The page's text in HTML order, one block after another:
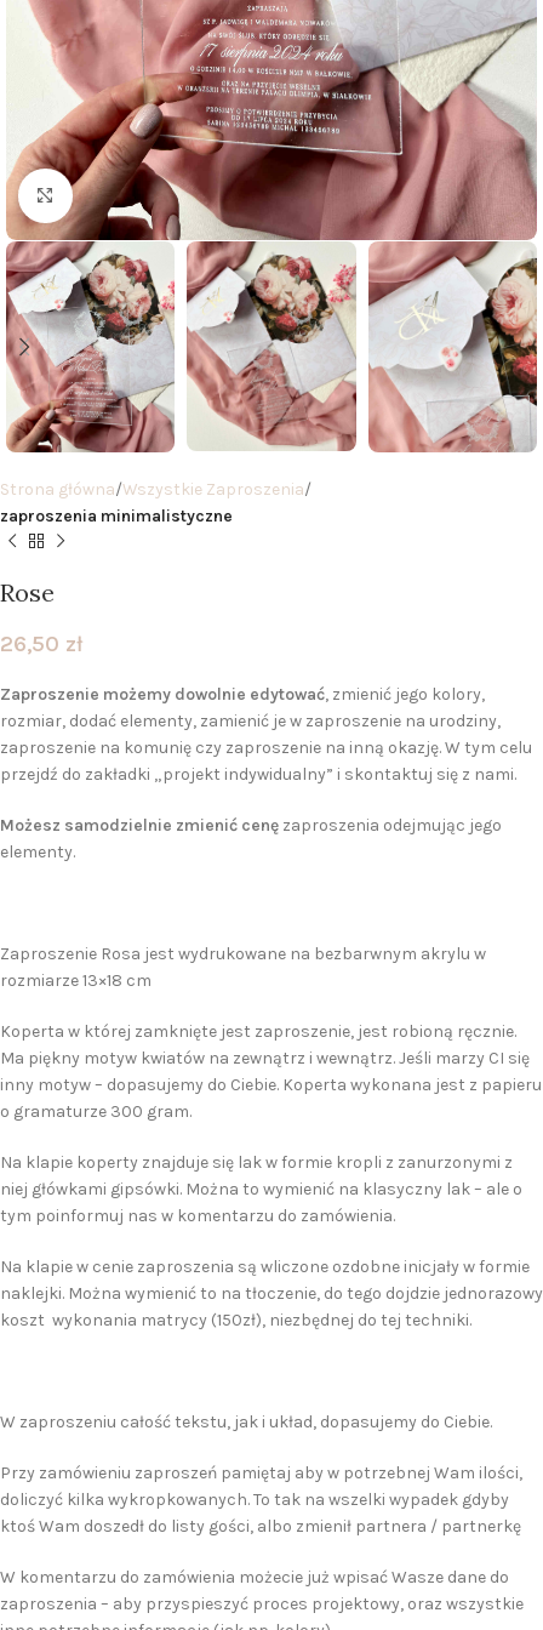
Click to enlarge
Strona główna Wszystkie Zaproszenia
zaproszenia minimalistyczne
Rose
26,50 zł
Zaproszenie możemy dowolnie edytować, zmienić jego kolory,
rozmiar, dodać elementy, zamienić je w zaproszenie na urodziny,
zaproszenie na komunię czy zaproszenie na inną okazję. W tym celu
przejdź do zakładki „projekt indywidualny” i skontaktuj się z nami.
Możesz samodzielnie zmienić cenę zaproszenia odejmując jego
elementy.
Zaproszenie Rosa jest wydrukowane na bezbarwnym akrylu w
rozmiarze 13×18 cm
Koperta w której zamknięte jest zaproszenie, jest robioną ręcznie.
Ma piękny motyw kwiatów na zewnątrz i wewnątrz. Jeśli marzy CI się
inny motyw – dopasujemy do Ciebie. Koperta wykonana jest z papieru
o gramaturze 300 gram.
Na klapie koperty znajduje się lak w formie kropli z zanurzonymi z
niej główkami gipsówki. Można to wymienić na klasyczny lak – ale o
tym poinformuj nas w komentarzu do zamówienia.
Na klapie w cenie zaproszenia są wliczone ozdobne inicjały w formie
naklejki. Można wymienić to na tłoczenie, do tego dojdzie jednorazowy
koszt wykonania matrycy (150zł), niezbędnej do tej techniki.
W zaproszeniu całość tekstu, jak i układ, dopasujemy do Ciebie.
Przy zamówieniu zaproszeń pamiętaj aby w potrzebnej Wam ilości,
doliczyć kilka wykropkowanych. To tak na wszelki wypadek gdyby
ktoś Wam doszedł do listy gości, albo zmienił partnera / partnerkę
W komentarzu do zamówienia możecie już wpisać Wasze dane do
zaproszenia – aby przyspieszyć proces projektowy, oraz wszystkie